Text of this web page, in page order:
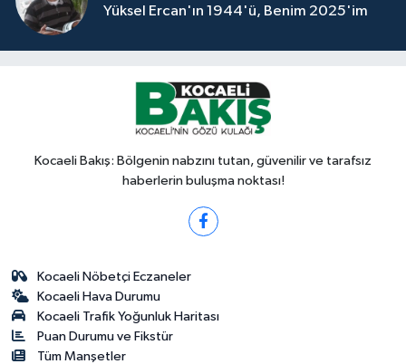
Yüksel Ercan'ın 1944'ü, Benim 2025'im
Kocaeli Bakış: Bölgenin nabzını tutan, güvenilir ve tarafsız
haberlerin buluşma noktası!
Kocaeli Nöbetçi Eczaneler
Kocaeli Hava Durumu
Kocaeli Trafik Yoğunluk Haritası
Puan Durumu ve Fikstür
Tüm Manşetler